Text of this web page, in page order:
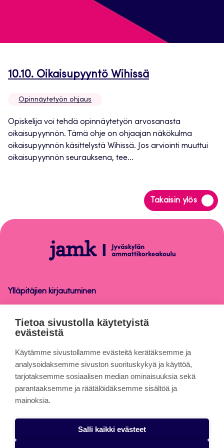
10.10. Oikaisupyyntö WihissäAvautuu
Opinnäytetyön ohjaus
Opiskelija voi tehdä opinnäytetyön arvosanasta
oikaisupyynnön. Tämä ohje on ohjaajan näkökulma
oikaisupyynnön käsittelystä Wihissä. Jos arviointi muuttui
oikaisupyynnön seurauksena, tee...
Takaisin ylös
Siirry
takaisin
Opinnäytetyön
ohjaus
Ylläpitäjien kirjautuminen
Opinnäytetyön ohjaus
Tietoa sivuista
Evästeet
Saavutettavuusseloste
Tietosuojaseloste
Alasottoilmoitus
Tietoa sivustolla käytetyistä
evästeistä
Käytämme sivustollamme evästeitä kerätäksemme ja
analysoidaksemme sivuston suorituskykyä ja käyttöä,
tarjotaksemme sosiaalisen median ominaisuuksia sekä
parantaaksemme ja räätälöidäksemme sisältöä ja
mainoksia.
Salli kaikki evästeet